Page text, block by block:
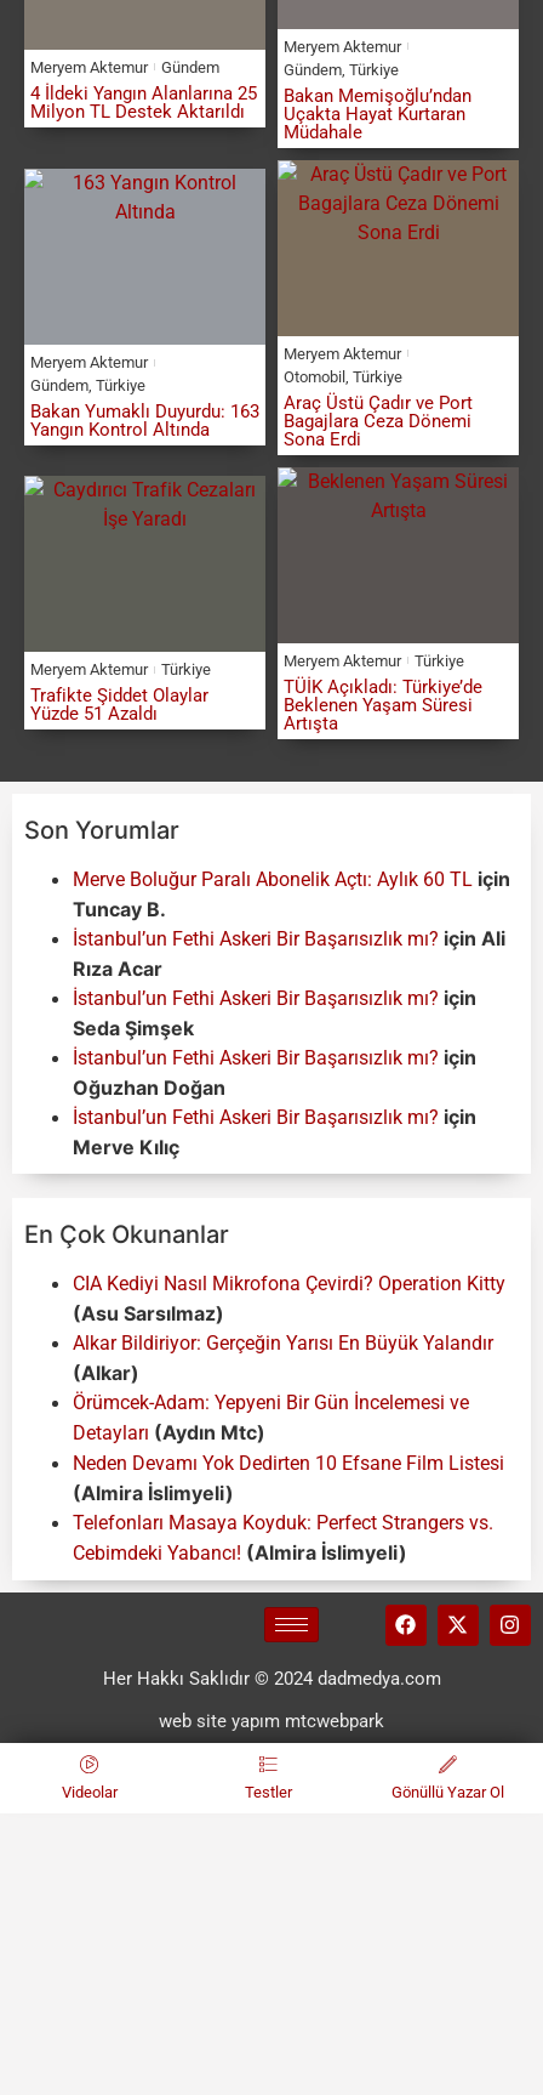
Meryem Aktemur Gündem
4 İldeki Yangın Alanlarına 25
Milyon TL Destek Aktarıldı
Meryem Aktemur
Gündem Türkiye
Bakan Memişoğlu’ndan
Uçakta Hayat Kurtaran
Müdahale
Meryem Aktemur
Gündem, Türkiye
Bakan Yumaklı Duyurdu: 163
Yangın Kontrol Altında
Meryem Aktemur
Otomobil Türkiye
Araç Üstü Çadır ve Port
Bagajlara Ceza Dönemi
Sona Erdi
Meryem Aktemur Türkiye
Trafikte Şiddet Olaylar
Yüzde 51 Azaldı
Meryem Aktemur Türkiye
TÜİK Açıkladı: Türkiye’de
Beklenen Yaşam Süresi
Artışta
Son Yorumlar
Merve Boluğur Paralı Abonelik Açtı: Aylık 60 TL için
Tuncay B.
İstanbul’un Fethi Askeri Bir Başarısızlık mı? için Ali
Rıza Acar
İstanbul’un Fethi Askeri Bir Başarısızlık mı? için
Seda Şimşek
İstanbul’un Fethi Askeri Bir Başarısızlık mı? için
Oğuzhan Doğan
İstanbul’un Fethi Askeri Bir Başarısızlık mı? için
Merve Kılıç
En Çok Okunanlar
CIA Kediyi Nasıl Mikrofona Çevirdi? Operation Kitty
(Asu Sarsılmaz)
Alkar Bildiriyor: Gerçeğin Yarısı En Büyük Yalandır
(Alkar)
Örümcek-Adam: Yepyeni Bir Gün İncelemesi ve
Detayları (Aydın Mtc)
Neden Devamı Yok Dedirten 10 Efsane Film Listesi
(Almira İslimyeli)
Telefonları Masaya Koyduk: Perfect Strangers vs.
Cebimdeki Yabancı! (Almira İslimyeli)
Her Hakkı Saklıdır © 2024 dadmedya.com
web site yapım mtcwebpark
Videolar Testler Gönüllü Yazar Ol